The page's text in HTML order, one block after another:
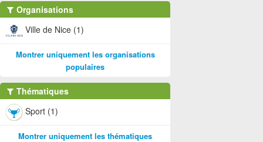
Organisations
Ville de Nice (1)
Montrer uniquement les organisations
populaires
Thématiques
Sport (1)
Montrer uniquement les thématiques